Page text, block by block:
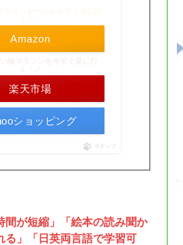
Amazon
楽天市場
ショッピング
ポチップ
間が短縮」
「絵本の読み聞か
」
「日英両言語で学習可